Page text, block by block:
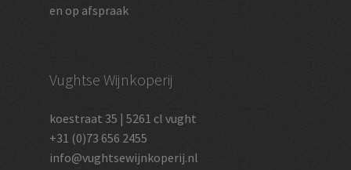
en op afspraak
Vughtse Wijnkoperij
koestraat 35 | 5261 cl vught
+31 (0)73 656 2455
info@vughtsewijnkoperij.nl